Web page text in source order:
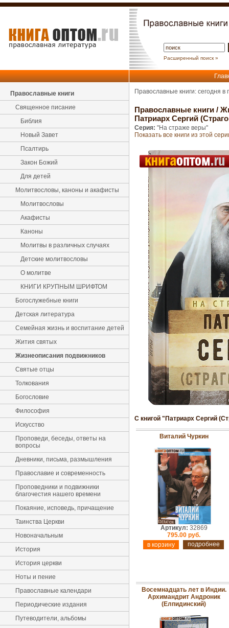
Расширенный поиск »
Православные книги
Священное писание
Библия
Новый Завет
Псалтирь
Закон Божий
Для детей
Молитвословы, каноны и акафисты
Молитвословы
Акафисты
Каноны
Молитвы в различных случаях
Детские молитвословы
О молитве
КНИГИ КРУПНЫМ ШРИФТОМ
Богослужебные книги
Детская литература
Семейная жизнь и воспитание детей
Жития святых
Жизнеописания подвижников
Святые отцы
Толкования
Богословие
Философия
Искусство
Проповеди, беседы, ответы на
вопросы
Дневники, письма, размышления
Православие и современность
Проповедники и подвижники
благочестия нашего времени
Покаяние, исповедь, причащение
Таинства Церкви
Новоначальным
История
История церкви
Ноты и пение
Православные календари
Периодические издания
Путеводители, альбомы
Православные книги: сегодня
Православные книги /
Патриарх Сергий
Серия: "На страже веры"
Показать все книги из этой
С книгой "Патриарх Сергий
Виталий Чуркин
Артикул: 32869
795.00 руб.
подробнее
Восемнадцать лет в Индии.
Архимандрит Андроник
(Елпидинский)